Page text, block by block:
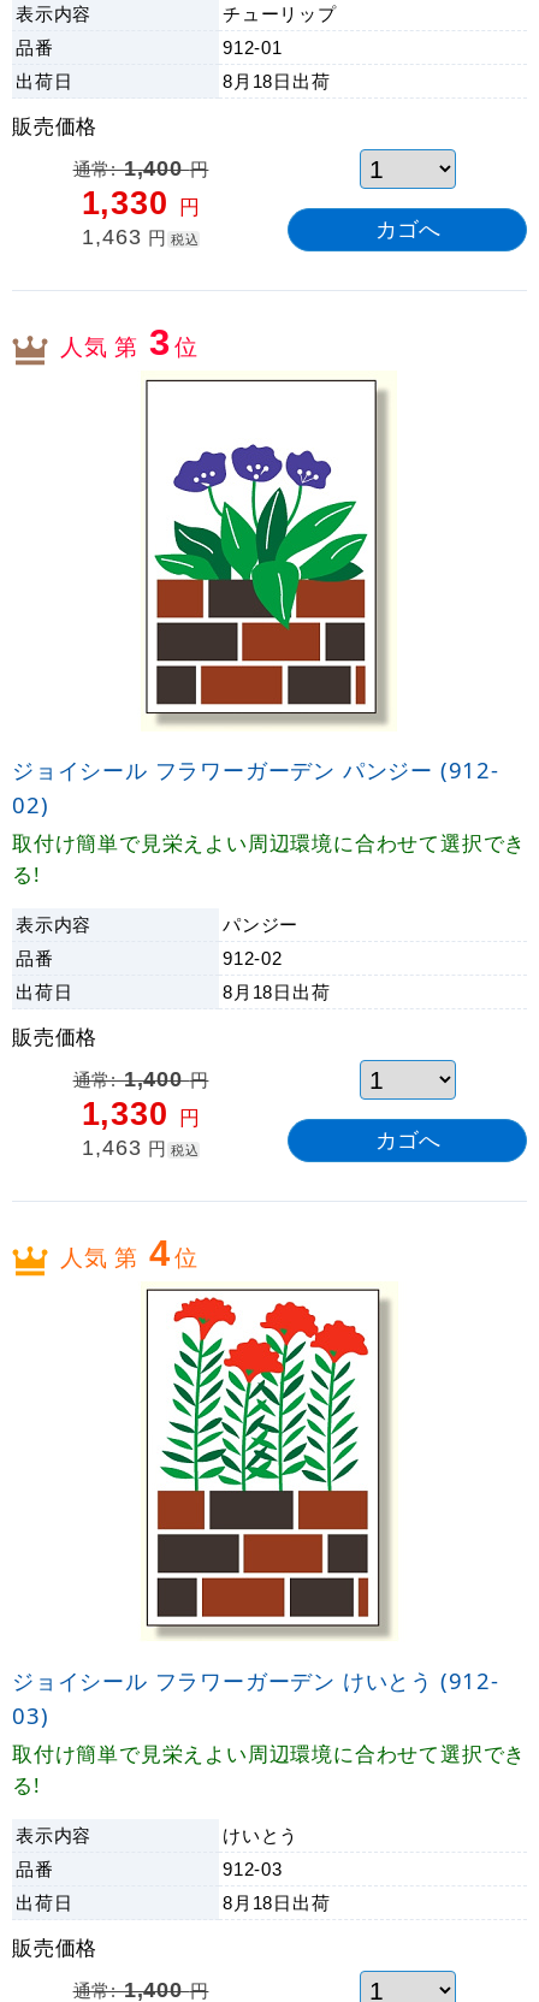
表示内容
チューリップ
品番
912-01
出荷日 8月18日 出荷
販売価格
通常:1,400円
1,330 円
1,463 円 税込
人気 第 3位
ジョイシール フラワーガーデン パンジー (912-
02)
取付け簡単で見栄えよい周辺環境に合わせて選択でき
る!
表示内容
パンジー
品番
912-02
出荷日 8月18日 出荷
販売価格
通常:1,400円
1,330 円
1,463 円 税込
人気 第 4位
ジョイシール フラワーガーデン けいとう (912-
03)
取付け簡単で見栄えよい周辺環境に合わせて選択でき
る!
表示内容
けいとう
品番
912-03
出荷日 8月18日 出荷
販売価格
通常:1,400円